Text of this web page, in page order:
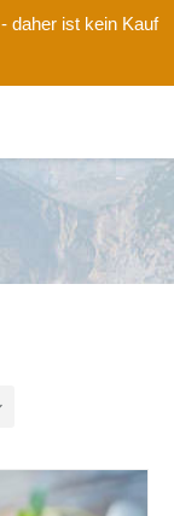
daher ist kein Kauf